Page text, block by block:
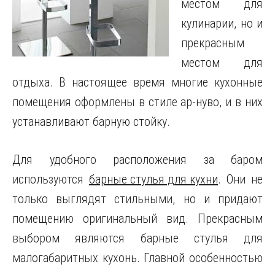
местом для
кулинарии, но и
прекрасным
местом для
отдыха. В настоящее время многие кухонные
помещения оформлены в стиле ар-нуво, и в них
устанавливают барную стойку.
Для удобного расположения за баром
используются барные стулья для кухни. Они не
только выглядят стильными, но и придают
помещению оригинальный вид. Прекрасным
выбором являются барные стулья для
малогабаритных кухонь. Главной особенностью